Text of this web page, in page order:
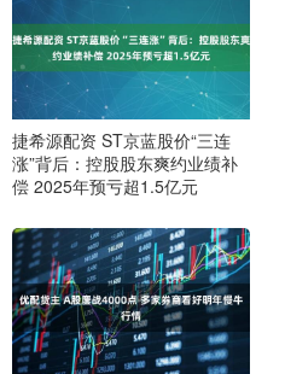
捷希源配资 ST京蓝股价“三连
涨”背后：控股股东爽约业绩补
偿 2025年预亏超1.5亿元